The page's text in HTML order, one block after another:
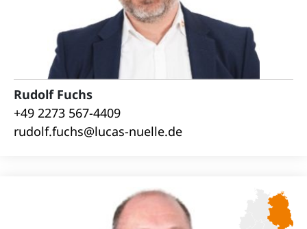
Rudolf Fuchs
+49 2273 567-4409
rudolf.fuchs@lucas-nuelle.de